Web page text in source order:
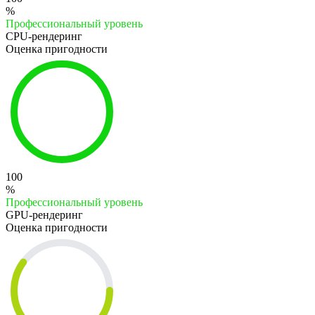
%
Профессиональный уровень
CPU-рендеринг
Оценка пригодности
100
%
Профессиональный уровень
GPU-рендеринг
Оценка пригодности